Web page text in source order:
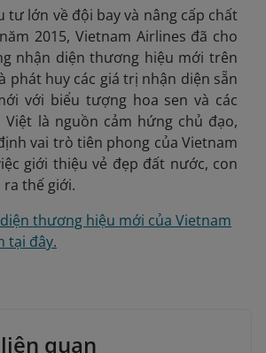
tư lớn về đội bay và nâng cấp chất
2015, Vietnam Airlines đã cho
nhận diện thương hiệu mới trên
phát huy các giá trị nhận diện sẵn
với biểu tượng hoa sen và các
là nguồn cảm hứng chủ đạo,
vai trò tiên phong của Vietnam
giới thiệu vẻ đẹp đất nước, con
thế giới.
thương hiệu mới của Vietnam
tại đây.
quan